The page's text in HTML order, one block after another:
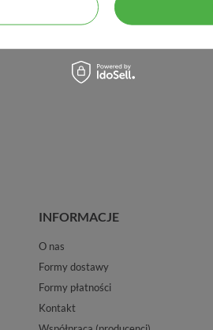
INFORMACJE
O nas
Formy dostawy
Formy płatności
Kontakt